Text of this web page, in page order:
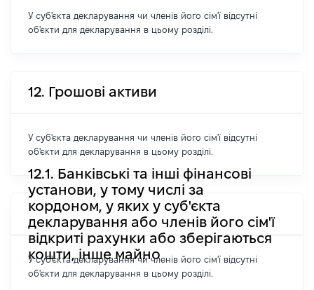
У суб'єкта декларування чи членів його сім'ї відсутні
об'єкти для декларування в цьому розділі.
12. Грошові активи
У суб'єкта декларування чи членів його сім'ї відсутні
об'єкти для декларування в цьому розділі.
12.1. Банківські та інші фінансові
установи, у тому числі за
кордоном, у яких у суб'єкта
декларування або членів його сім'ї
відкриті рахунки або зберігаються
кошти, інше майно
У суб'єкта декларування чи членів його сім'ї відсутні
об'єкти для декларування в цьому розділі.